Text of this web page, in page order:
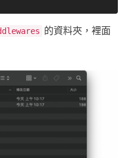
的資料夾，裡面